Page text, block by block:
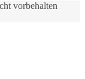
vorbehalten